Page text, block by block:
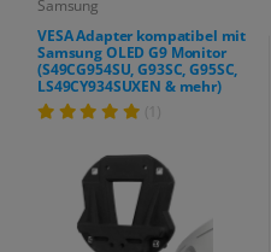
Samsung
VESA Adapter kompatibel mit
Samsung OLED G9 Monitor
(S49CG954SU, G93SC, G95SC,
LS49CY934SUXEN & mehr)
(1)